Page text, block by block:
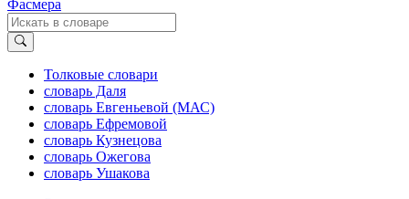
Фасмера
Толковые словари
словарь Даля
словарь Евгеньевой (МАС)
словарь Ефремовой
словарь Кузнецова
словарь Ожегова
словарь Ушакова